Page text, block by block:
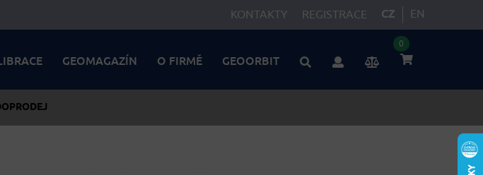
KONTAKTY REGISTRACE CZ EN
GEOMAGAZÍN O FIRMĚ GEOORBIT
0